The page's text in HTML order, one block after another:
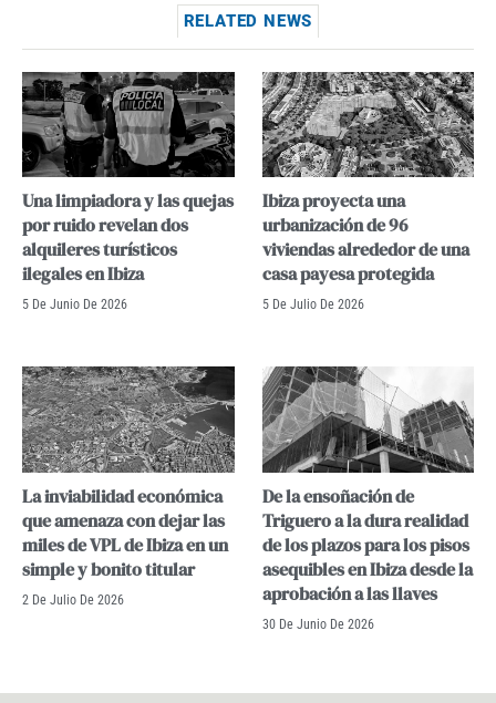
RELATED NEWS
Una limpiadora y las quejas
por ruido revelan dos
alquileres turísticos
ilegales en Ibiza
5 De Junio De 2026
Ibiza proyecta una
urbanización de 96
viviendas alrededor de una
casa payesa protegida
5 De Julio De 2026
La inviabilidad económica
que amenaza con dejar las
miles de VPL de Ibiza en un
simple y bonito titular
2 De Julio De 2026
De la ensoñación de
Triguero a la dura realidad
de los plazos para los pisos
asequibles en Ibiza desde la
aprobación a las llaves
30 De Junio De 2026